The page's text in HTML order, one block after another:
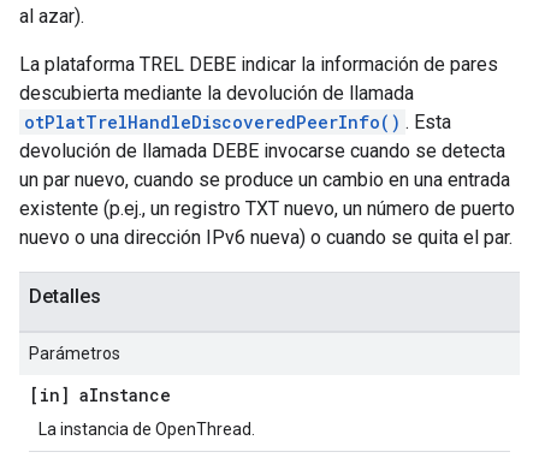
al azar).
La plataforma TREL DEBE indicar la información de pares
descubierta mediante la devolución de llamada
otPlatTrelHandleDiscoveredPeerInfo() . Esta
devolución de llamada DEBE invocarse cuando se detecta
un par nuevo, cuando se produce un cambio en una entrada
existente (p.ej., un registro TXT nuevo, un número de puerto
nuevo o una dirección IPv6 nueva) o cuando se quita el par.
Detalles
Parámetros
[in] aInstance
La instancia de OpenThread.